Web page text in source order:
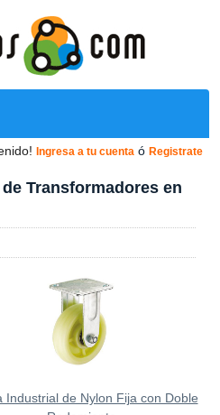
Ingresa a tu cuenta ó Registrate
Transformadores en
Industrial de Nylon Fija con Doble